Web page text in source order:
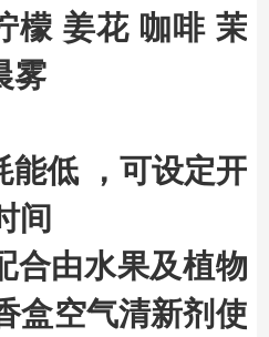
檬 姜花 咖啡 茉
雾
能低 ，可设定开
间
合由水果及植物
盒空气清新剂使